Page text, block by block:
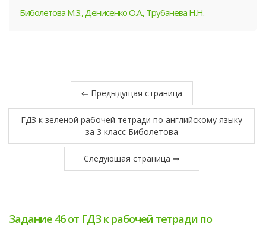
Биболетова М.З., Денисенко О.А., Трубанева Н.Н.
⇐ Предыдущая страница
ГДЗ к зеленой рабочей тетради по английскому языку
за 3 класс Биболетова
Следующая страница ⇒
Задание 46 от ГДЗ к рабочей тетради по